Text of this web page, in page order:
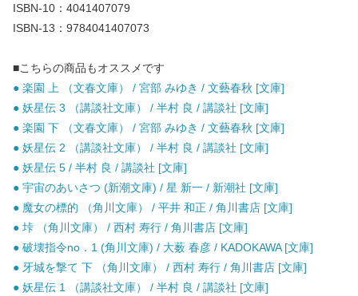
ISBN-10：4041407079
ISBN-13：9784041407073
■こちらの商品もオススメです
● 楽園 上 （文春文庫） / 宮部 みゆき / 文藝春秋 [文庫]
● 妖星伝 3 （講談社文庫） / 半村 良 / 講談社 [文庫]
● 楽園 下 （文春文庫） / 宮部 みゆき / 文藝春秋 [文庫]
● 妖星伝 2 （講談社文庫） / 半村 良 / 講談社 [文庫]
● 妖星伝 5 / 半村 良 / 講談社 [文庫]
● 宇宙のあいさつ (新潮文庫) / 星 新一 / 新潮社 [文庫]
● 魔女の標的 （角川文庫） / 平井 和正 / 角川書店 [文庫]
● 垰 （角川文庫） / 西村 寿行 / 角川書店 [文庫]
● 破壊指令no．1 (角川文庫) / 大薮 春彦 / KADOKAWA [文庫]
● 牙城を撃て 下 （角川文庫） / 西村 寿行 / 角川書店 [文庫]
● 妖星伝 1 （講談社文庫） / 半村 良 / 講談社 [文庫]